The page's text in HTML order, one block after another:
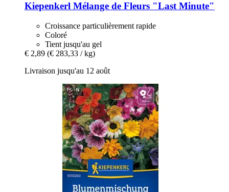
Kiepenkerl Mélange de Fleurs "Last Minute"
Croissance particulièrement rapide
Coloré
Tient jusqu'au gel
€ 2,89 (€ 283,33 / kg)
Livraison jusqu'au 12 août